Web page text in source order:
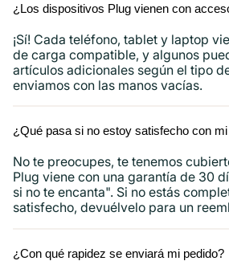
¿Los dispositivos Plug vienen con
¡Sí! Cada teléfono, tablet y laptop
de carga compatible, y algunos
artículos adicionales según el tipo
enviamos con las manos vacías.
¿Qué pasa si no estoy satisfecho con
No te preocupes, te tenemos
Plug viene con una garantía de 30
si no te encanta". Si no estás
satisfecho, devuélvelo para un
¿Con qué rapidez se enviará mi pedido?